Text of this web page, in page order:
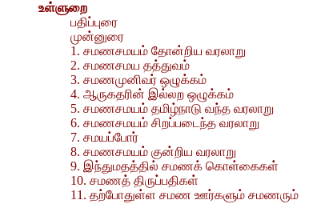
உள்ளுறை
பதிப்புரை
முன்னுரை
1. சமணசமயம் தோன்றிய வரலாறு
2. சமணசமய தத்துவம்
3. சமணமுனிவர் ஒழுக்கம்
4. ஆருகதரின் இல்லற ஒழுக்கம்
5. சமணசமயம் தமிழ்நாடு வந்த வரலாறு
6. சமணசமயம் சிறப்படைந்த வரலாறு
7. சமயப்போர்
8. சமணசமயம் குன்றிய வரலாறு
9. இந்துமதத்தில் சமணக் கொள்கைகள்
10. சமணத் திருப்பதிகள்
11. தற்போதுள்ள சமண ஊர்களும் சமணரும்